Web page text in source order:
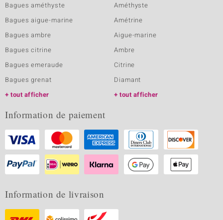
Bagues améthyste
Bagues aigue-marine
Bagues ambre
Bagues citrine
Bagues emeraude
Bagues grenat
tout afficher
Améthyste
Amétrine
Aigue-marine
Ambre
Citrine
Diamant
tout afficher
Information de paiement
Information de livraison